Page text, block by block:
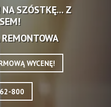
SZÓSTKĘ... Z
WYCENĘ!
800